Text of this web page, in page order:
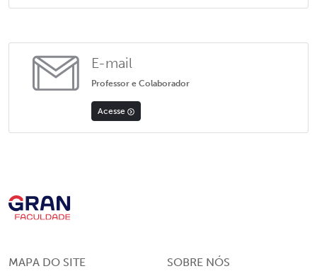
E-mail
Professor e Colaborador
Acesse
MAPA DO SITE SOBRE NÓS